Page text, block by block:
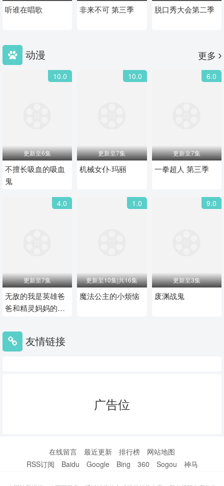
听谁在唱歌 非来不可 第三季 脱口秀大会第二季
动漫 更多
10.0
更新至6集
不擅长吸血的吸血
鬼
10.0
更新至7集
机械女仆·玛丽
6.0
更新至7集
一拳超人 第三季
4.0
更新至7集
无敌的我是英雄爸
爸和精灵妈妈的女
1.0
更新至10集|共16集
魔法公主的小烦恼
9.0
更新至3集
废渊战鬼
友情链接
广告位
在线留言 最近更新 排行榜
网站地图
RSS订阅
Baidu Google Bing 360 Sogou 神马